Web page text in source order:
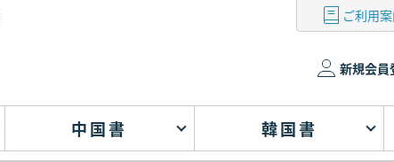
ご利用
新規会員
中国書 韓国書